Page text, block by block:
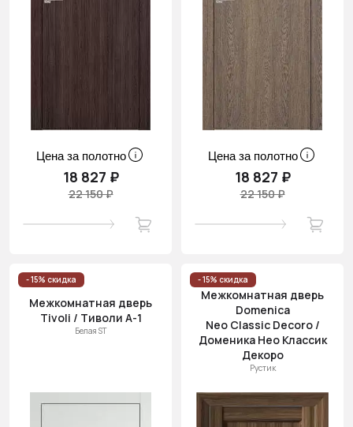
Цена за полотно
18 827 ₽
22 150 ₽
Цена за полотно
18 827 ₽
22 150 ₽
- 15% скидка
Межкомнатная дверь
Tivoli / Тиволи А-1
Белая ST
- 15% скидка
Межкомнатная дверь
Domenica
Neo Classic Decoro /
Доменика Нео Классик
Декоро
Рустик